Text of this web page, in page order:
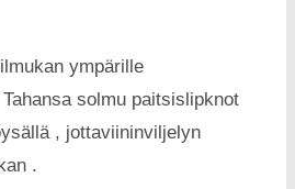
ympärille
solmu paitsislipknot
, jottaviininviljelyn
.